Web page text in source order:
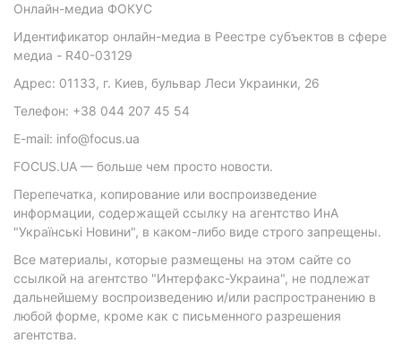
Онлайн-медиа ФОКУС
Идентификатор онлайн-медиа в Реестре субъектов в сфере
медиа - R40-03129
Адрес: 01133, г. Киев, бульвар Леси Украинки, 26
Телефон: +38 044 207 45 54
E-mail: info@focus.ua
FOCUS.UA — больше чем просто новости.
Перепечатка, копирование или воспроизведение
информации, содержащей ссылку на агентство ИнА
"Українські Новини", в каком-либо виде строго запрещены.
Все материалы, которые размещены на этом сайте со
ссылкой на агентство "Интерфакс-Украина", не подлежат
дальнейшему воспроизведению и/или распространению в
любой форме, кроме как с письменного разрешения
агентства.